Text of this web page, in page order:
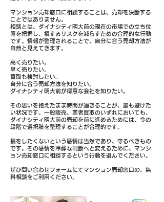
マンション売却窓口に相談することは、売却を決断する
ことではありません。
相談とは、ダイナシティ明大前の現在の市場での立ち位
置を把握し、損するリスクを減らすための合理的な行動
です。情報が整理されることで、自分に合う売却方法が
自然と見えてきます。
高く売りたい。
早く売りたい。
買取も検討したい。
自分に合う売却方法を知りたい。
ダイナシティ明大前が得意な会社を知りたい。
その思いを抱えたまま時間が過ぎることが、最も避けた
い状況です。一般販売、業者買取のいずれにおいても、
ダイナシティ明大前の売却を前に進めるためには、今の
段階で選択肢を整理することが合理的です。
損をしたくないという感情は当然であり、守るべきもの
です。その感情を冷静な判断へと変えるために、マンシ
ョン売却窓口に相談するという行動を選んでください。
ぜひ問い合わせフォームにてマンション売却窓口の、無
料相談をご利用ください。